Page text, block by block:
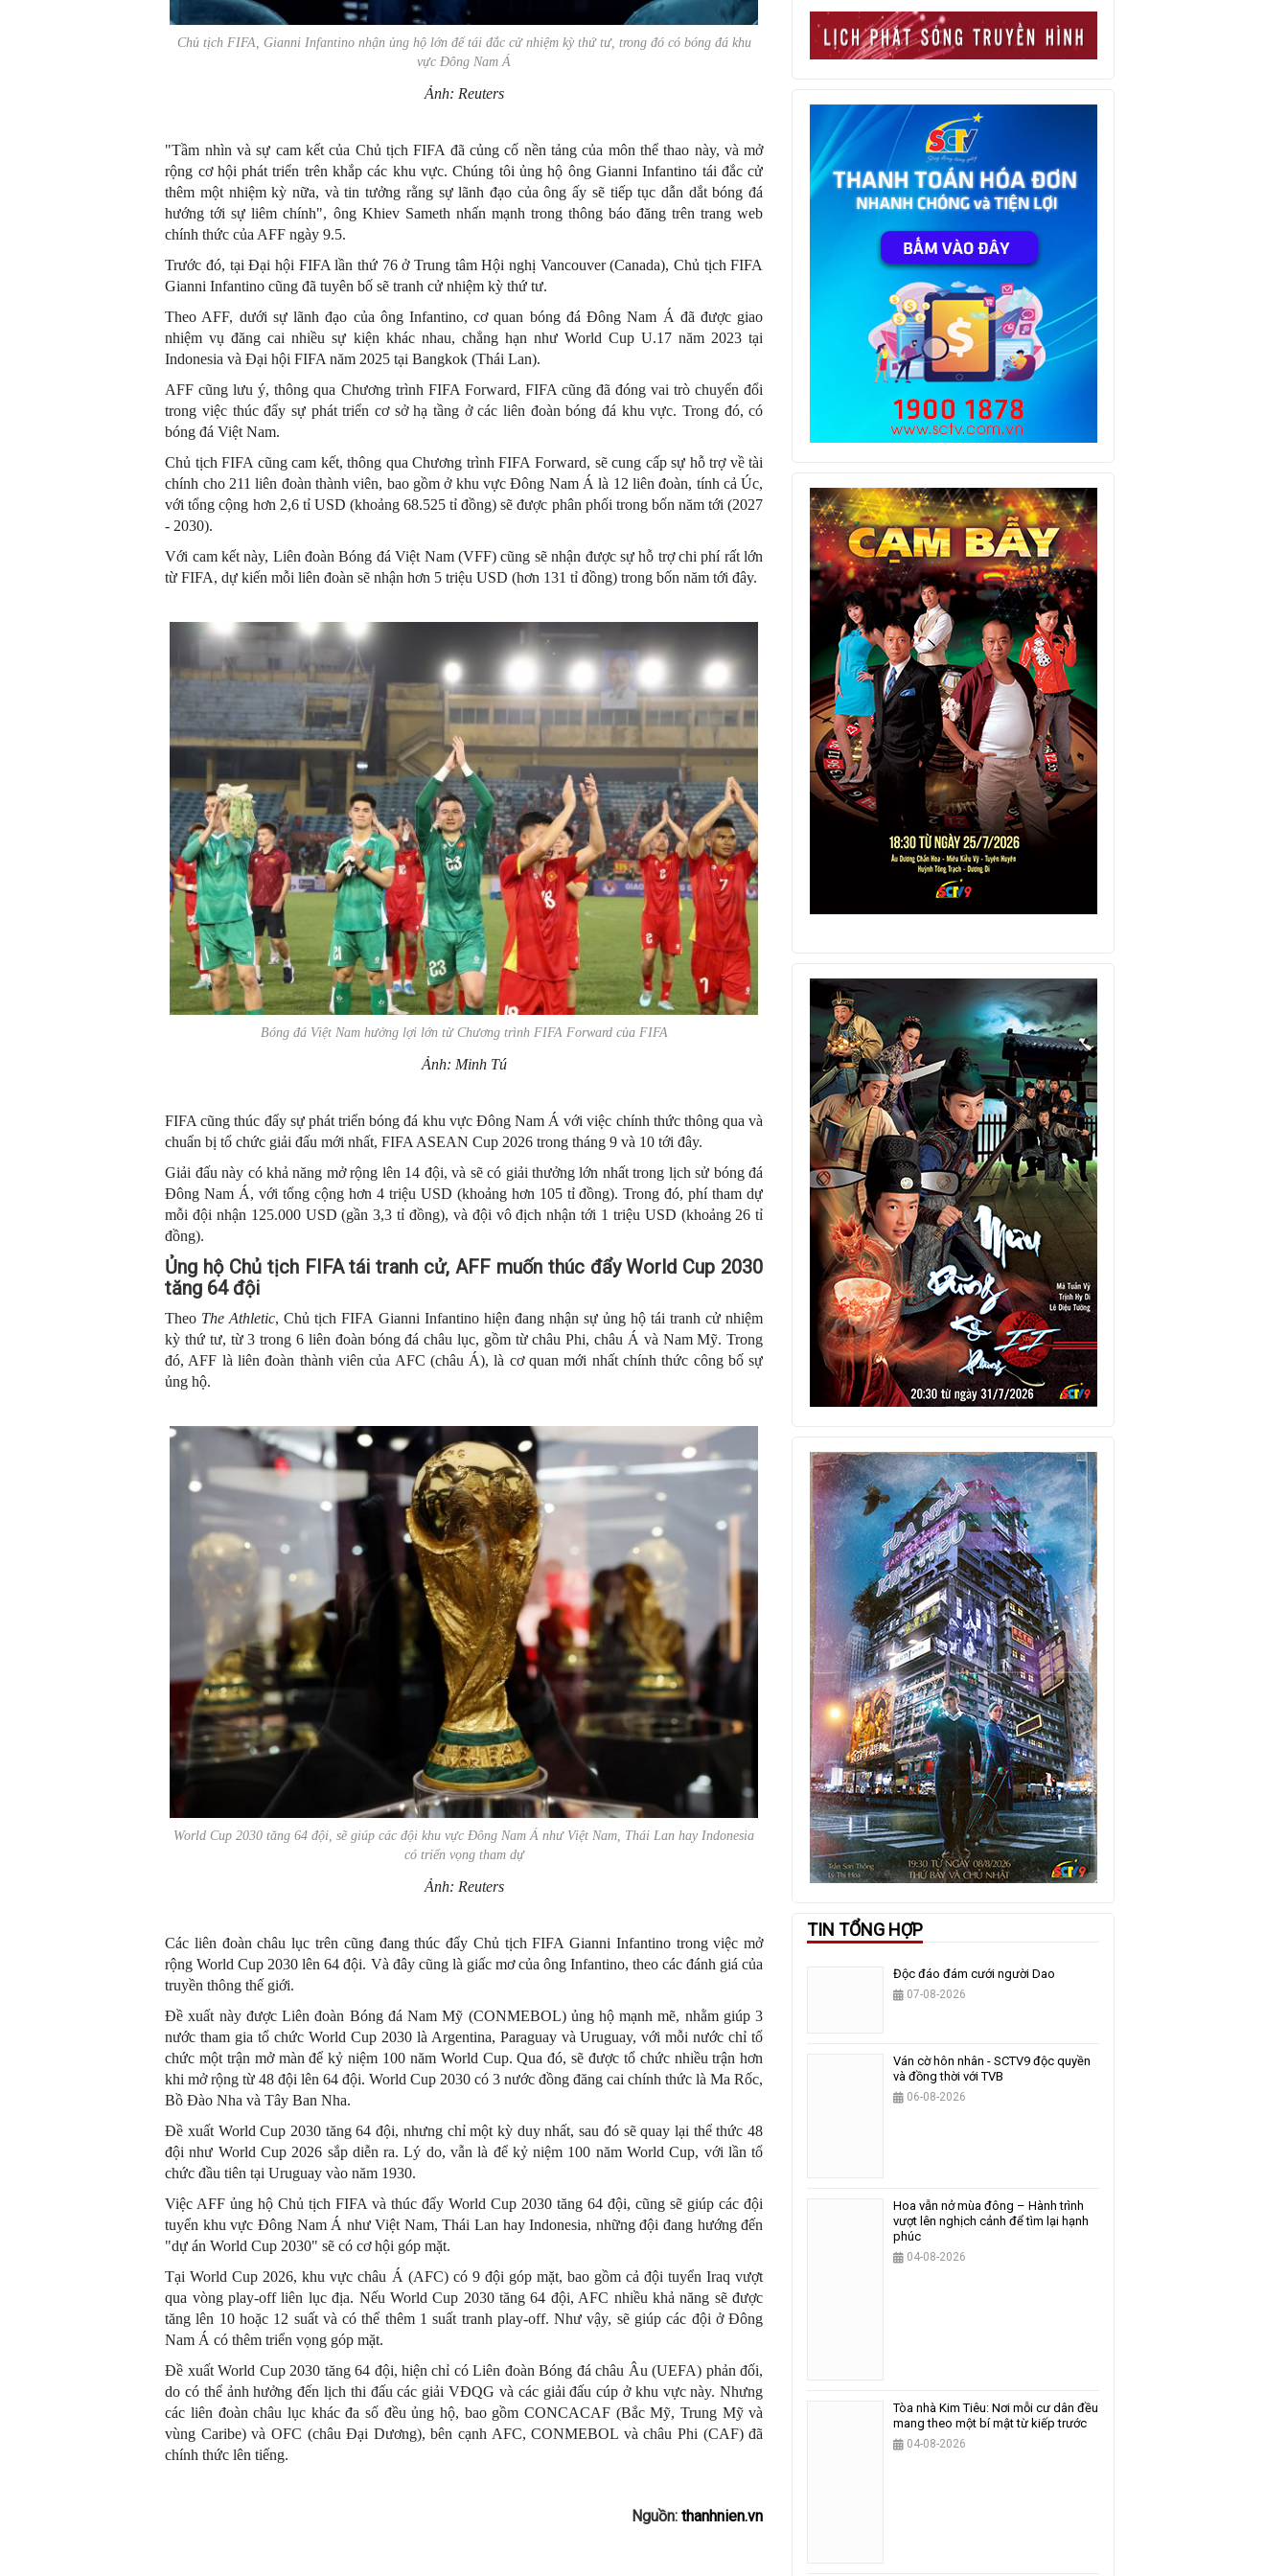
Chủ tịch FIFA, Gianni Infantino nhận ủng hộ lớn để tái đắc cử nhiệm kỳ thứ tư, trong đó có bóng đá khu
vực Đông Nam Á
Ảnh: Reuters
"Tầm nhìn và sự cam kết của Chủ tịch FIFA đã củng cố nền tảng của môn thể thao này, và mở
rộng cơ hội phát triển trên khắp các khu vực. Chúng tôi ủng hộ ông Gianni Infantino tái đắc cử
thêm một nhiệm kỳ nữa, và tin tưởng rằng sự lãnh đạo của ông ấy sẽ tiếp tục dẫn dắt bóng đá
hướng tới sự liêm chính", ông Khiev Sameth nhấn mạnh trong thông báo đăng trên trang web
chính thức của AFF ngày 9.5.
Trước đó, tại Đại hội FIFA lần thứ 76 ở Trung tâm Hội nghị Vancouver (Canada), Chủ tịch FIFA
Gianni Infantino cũng đã tuyên bố sẽ tranh cử nhiệm kỳ thứ tư.
Theo AFF, dưới sự lãnh đạo của ông Infantino, cơ quan bóng đá Đông Nam Á đã được giao
nhiệm vụ đăng cai nhiều sự kiện khác nhau, chẳng hạn như World Cup U.17 năm 2023 tại
Indonesia và Đại hội FIFA năm 2025 tại Bangkok (Thái Lan).
AFF cũng lưu ý, thông qua Chương trình FIFA Forward, FIFA cũng đã đóng vai trò chuyển đổi
trong việc thúc đẩy sự phát triển cơ sở hạ tầng ở các liên đoàn bóng đá khu vực. Trong đó, có
bóng đá Việt Nam.
Chủ tịch FIFA cũng cam kết, thông qua Chương trình FIFA Forward, sẽ cung cấp sự hỗ trợ về tài
chính cho 211 liên đoàn thành viên, bao gồm ở khu vực Đông Nam Á là 12 liên đoàn, tính cả Úc,
với tổng cộng hơn 2,6 tỉ USD (khoảng 68.525 tỉ đồng) sẽ được phân phối trong bốn năm tới (2027
- 2030).
Với cam kết này, Liên đoàn Bóng đá Việt Nam (VFF) cũng sẽ nhận được sự hỗ trợ chi phí rất lớn
từ FIFA, dự kiến mỗi liên đoàn sẽ nhận hơn 5 triệu USD (hơn 131 tỉ đồng) trong bốn năm tới đây.
Bóng đá Việt Nam hưởng lợi lớn từ Chương trình FIFA Forward của FIFA
Ảnh: Minh Tú
FIFA cũng thúc đẩy sự phát triển bóng đá khu vực Đông Nam Á với việc chính thức thông qua và
chuẩn bị tổ chức giải đấu mới nhất, FIFA ASEAN Cup 2026 trong tháng 9 và 10 tới đây.
Giải đấu này có khả năng mở rộng lên 14 đội, và sẽ có giải thưởng lớn nhất trong lịch sử bóng đá
Đông Nam Á, với tổng cộng hơn 4 triệu USD (khoảng hơn 105 tỉ đồng). Trong đó, phí tham dự
mỗi đội nhận 125.000 USD (gần 3,3 tỉ đồng), và đội vô địch nhận tới 1 triệu USD (khoảng 26 tỉ
đồng).
Ủng hộ Chủ tịch FIFA tái tranh cử, AFF muốn thúc đẩy World Cup 2030
tăng 64 đội
Theo The Athletic, Chủ tịch FIFA Gianni Infantino hiện đang nhận sự ủng hộ tái tranh cử nhiệm
kỳ thứ tư, từ 3 trong 6 liên đoàn bóng đá châu lục, gồm từ châu Phi, châu Á và Nam Mỹ. Trong
đó, AFF là liên đoàn thành viên của AFC (châu Á), là cơ quan mới nhất chính thức công bố sự
ủng hộ.
World Cup 2030 tăng 64 đội, sẽ giúp các đội khu vực Đông Nam Á như Việt Nam, Thái Lan hay Indonesia
có triển vọng tham dự
Ảnh: Reuters
Các liên đoàn châu lục trên cũng đang thúc đẩy Chủ tịch FIFA Gianni Infantino trong việc mở
rộng World Cup 2030 lên 64 đội. Và đây cũng là giấc mơ của ông Infantino, theo các đánh giá của
truyền thông thế giới.
Đề xuất này được Liên đoàn Bóng đá Nam Mỹ (CONMEBOL) ủng hộ mạnh mẽ, nhằm giúp 3
nước tham gia tổ chức World Cup 2030 là Argentina, Paraguay và Uruguay, với mỗi nước chỉ tổ
chức một trận mở màn để kỷ niệm 100 năm World Cup. Qua đó, sẽ được tổ chức nhiều trận hơn
khi mở rộng từ 48 đội lên 64 đội. World Cup 2030 có 3 nước đồng đăng cai chính thức là Ma Rốc,
Bồ Đào Nha và Tây Ban Nha.
Đề xuất World Cup 2030 tăng 64 đội, nhưng chỉ một kỳ duy nhất, sau đó sẽ quay lại thể thức 48
đội như World Cup 2026 sắp diễn ra. Lý do, vẫn là để kỷ niệm 100 năm World Cup, với lần tổ
chức đầu tiên tại Uruguay vào năm 1930.
Việc AFF ủng hộ Chủ tịch FIFA và thúc đẩy World Cup 2030 tăng 64 đội, cũng sẽ giúp các đội
tuyển khu vực Đông Nam Á như Việt Nam, Thái Lan hay Indonesia, những đội đang hướng đến
"dự án World Cup 2030" sẽ có cơ hội góp mặt.
Tại World Cup 2026, khu vực châu Á (AFC) có 9 đội góp mặt, bao gồm cả đội tuyển Iraq vượt
qua vòng play-off liên lục địa. Nếu World Cup 2030 tăng 64 đội, AFC nhiều khả năng sẽ được
tăng lên 10 hoặc 12 suất và có thể thêm 1 suất tranh play-off. Như vậy, sẽ giúp các đội ở Đông
Nam Á có thêm triển vọng góp mặt.
Đề xuất World Cup 2030 tăng 64 đội, hiện chỉ có Liên đoàn Bóng đá châu Âu (UEFA) phản đối,
do có thể ảnh hưởng đến lịch thi đấu các giải VĐQG và các giải đấu cúp ở khu vực này. Nhưng
các liên đoàn châu lục khác đa số đều ủng hộ, bao gồm CONCACAF (Bắc Mỹ, Trung Mỹ và
vùng Caribe) và OFC (châu Đại Dương), bên cạnh AFC, CONMEBOL và châu Phi (CAF) đã
chính thức lên tiếng.
Nguồn:thanhnien.vn
TIN TỔNG HỢP
Độc đáo đám cưới người Dao
07-08-2026
Ván cờ hôn nhân - SCTV9 độc quyền
và đồng thời với TVB
06-08-2026
Hoa vẫn nở mùa đông – Hành trình
vượt lên nghịch cảnh để tìm lại hạnh
phúc
04-08-2026
Tòa nhà Kim Tiêu: Nơi mỗi cư dân đều
mang theo một bí mật từ kiếp trước
04-08-2026